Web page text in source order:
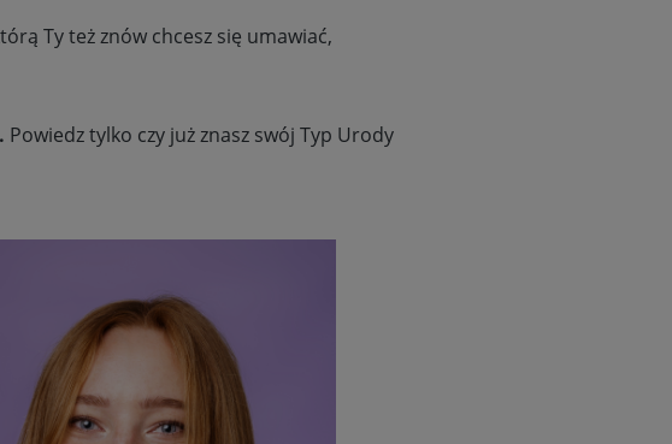
Ty też znów chcesz się umawiać,
Powiedz tylko czy już znasz swój Typ Urody